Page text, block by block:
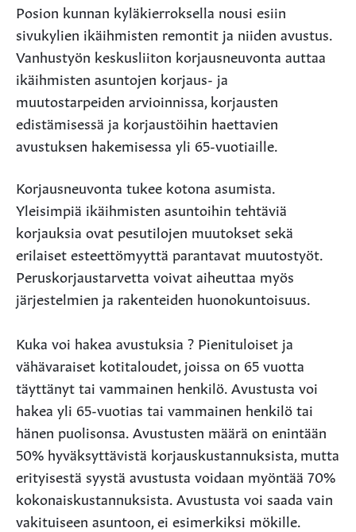
Posion kunnan kyläkierroksella nousi esiin
sivukylien ikäihmisten remontit ja niiden avustus.
Vanhustyön keskusliiton korjausneuvonta auttaa
ikäihmisten asuntojen korjaus- ja
muutostarpeiden arvioinnissa, korjausten
edistämisessä ja korjaustöihin haettavien
avustuksen hakemisessa yli 65-vuotiaille.
Korjausneuvonta tukee kotona asumista.
Yleisimpiä ikäihmisten asuntoihin tehtäviä
korjauksia ovat pesutilojen muutokset sekä
erilaiset esteettömyyttä parantavat muutostyöt.
Peruskorjaustarvetta voivat aiheuttaa myös
järjestelmien ja rakenteiden huonokuntoisuus.
Kuka voi hakea avustuksia ? Pienituloiset ja
vähävaraiset kotitaloudet, joissa on 65 vuotta
täyttänyt tai vammainen henkilö. Avustusta voi
hakea yli 65-vuotias tai vammainen henkilö tai
hänen puolisonsa. Avustusten määrä on enintään
50% hyväksyttävistä korjauskustannuksista, mutta
erityisestä syystä avustusta voidaan myöntää 70%
kokonaiskustannuksista. Avustusta voi saada vain
vakituiseen asuntoon, ei esimerkiksi mökille.